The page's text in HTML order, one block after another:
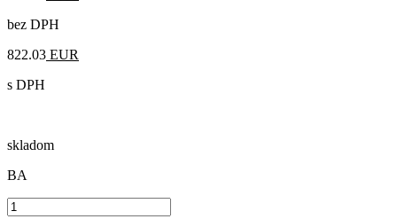
bez DPH
822.03 EUR
s DPH
skladom
BA